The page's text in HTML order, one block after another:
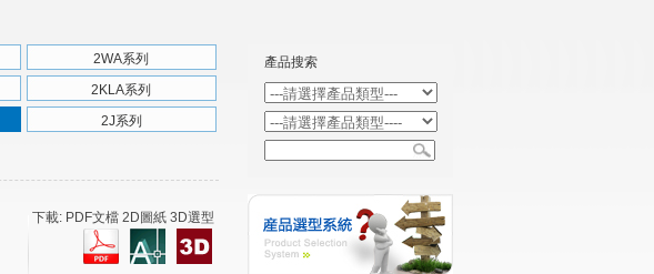
2WA系列
2KLA系列
2J系列
下載: PDF文檔 2D圖紙 3D選型
產品搜索